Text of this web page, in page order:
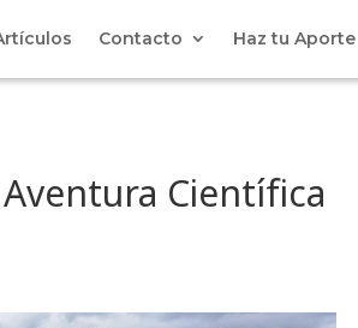
Contacto Haz tu Aporte
Científica